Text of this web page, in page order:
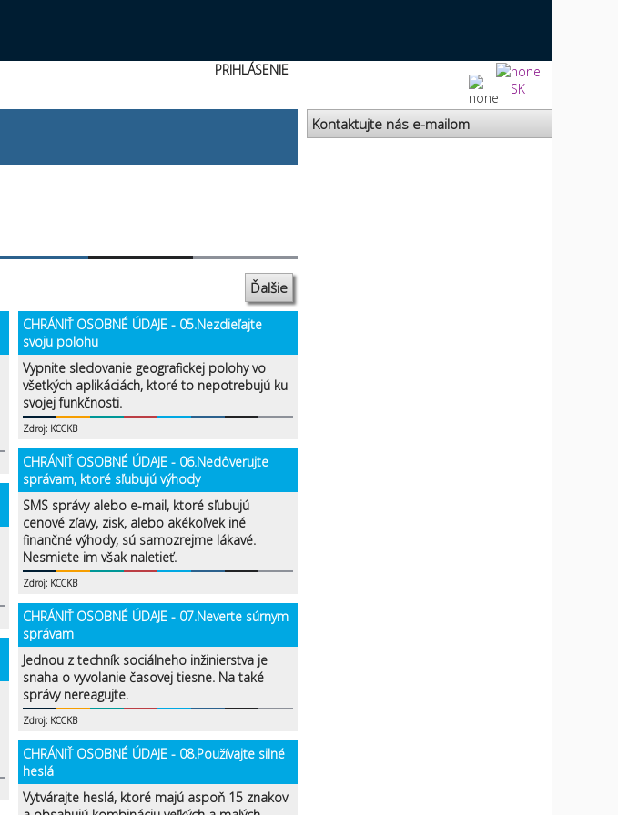
PRIHLÁSENIE
SK
Ďalšie
CHRÁNIŤ OSOBNÉ ÚDAJE - 05.Nezdieľajte
svoju polohu
Vypnite sledovanie geografickej polohy vo
všetkých aplikáciách, ktoré to nepotrebujú ku
svojej funkčnosti.
Zdroj: KCCKB
CHRÁNIŤ OSOBNÉ ÚDAJE - 06.Nedôverujte
správam, ktoré sľubujú výhody
SMS správy alebo e-mail, ktoré sľubujú
cenové zľavy, zisk, alebo akékoľvek iné
finančné výhody, sú samozrejme lákavé.
Nesmiete im však naletieť.
Zdroj: KCCKB
CHRÁNIŤ OSOBNÉ ÚDAJE - 07.Neverte súrnym
správam
Jednou z techník sociálneho inžinierstva je
snaha o vyvolanie časovej tiesne. Na také
správy nereagujte.
Zdroj: KCCKB
CHRÁNIŤ OSOBNÉ ÚDAJE - 08.Používajte silné
heslá
Vytvárajte heslá, ktoré majú aspoň 15 znakov
Kontaktujte nás e-mailom